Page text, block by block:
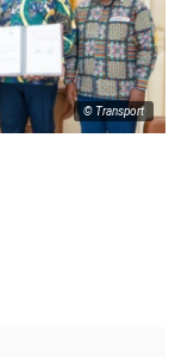
© Transport